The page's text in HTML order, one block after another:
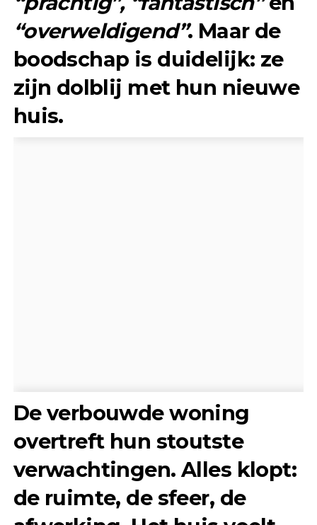
“overweldigend”. Maar de
boodschap is duidelijk: ze
zijn dolblij met hun nieuwe
huis.
De verbouwde woning
overtreft hun stoutste
verwachtingen. Alles klopt:
de ruimte, de sfeer, de